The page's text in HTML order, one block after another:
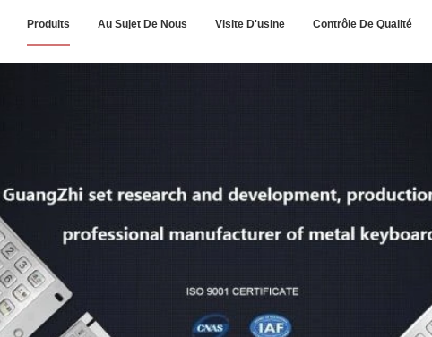
Produits Au Sujet De Nous Visite D'usine Contrôle De Qualité